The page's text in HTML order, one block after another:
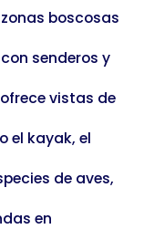
boscosas
senderos y
vistas de
el kayak, el
de aves,
en